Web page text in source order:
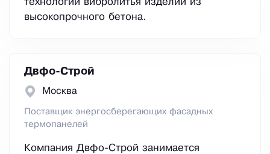
технологии вибролитья изделий из
высокопрочного бетона.
Двфо-Строй
Москва
Поставщик энергосберегающих фасадных
термопанелей
Компания Двфо-Строй занимается